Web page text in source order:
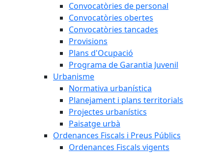
Convocatòries de personal
Convocatòries obertes
Convocatòries tancades
Provisions
Plans d'Ocupació
Programa de Garantia Juvenil
Urbanisme
Normativa urbanística
Planejament i plans territorials
Projectes urbanístics
Paisatge urbà
Ordenances Fiscals i Preus Públics
Ordenances Fiscals vigents